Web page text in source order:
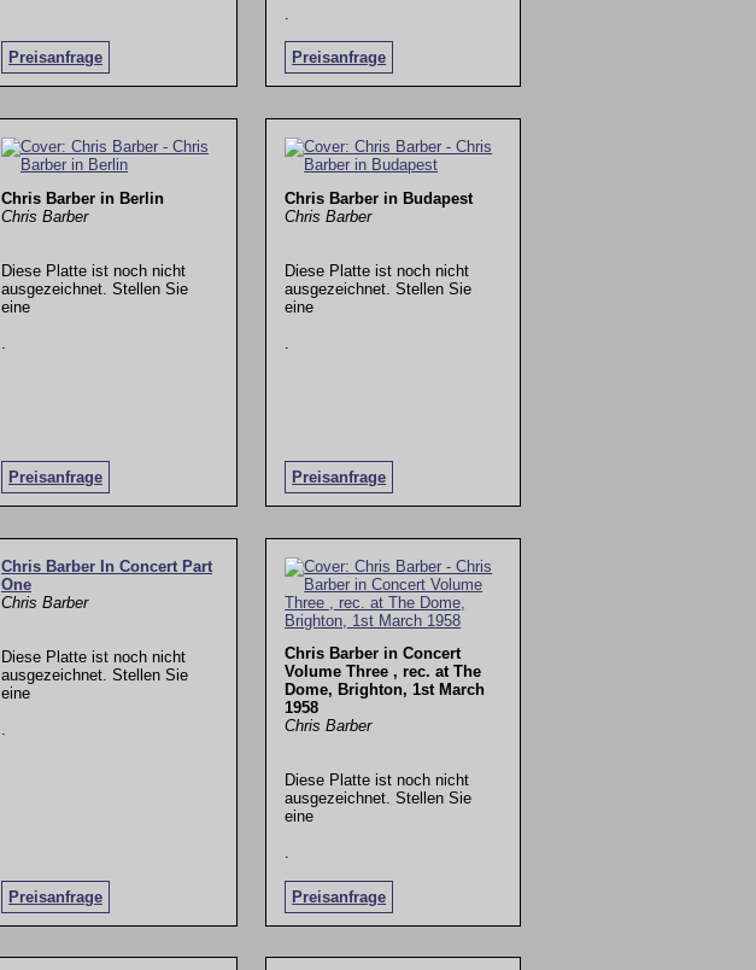
Preisanfrage Preisanfrage
.
Chris Barber in Berlin
Chris Barber
Diese Platte ist noch nicht
ausgezeichnet. Stellen Sie
eine
Preisanfrage
Chris Barber in Budapest
Chris Barber
Diese Platte ist noch nicht
ausgezeichnet. Stellen Sie
eine
Preisanfrage
Chris Barber In Concert Part
One
Chris Barber
Diese Platte ist noch nicht
ausgezeichnet. Stellen Sie
eine
Preisanfrage
Chris Barber in Concert
Volume Three , rec. at The
Dome, Brighton, 1st March
1958
Chris Barber
Diese Platte ist noch nicht
ausgezeichnet. Stellen Sie
eine
Preisanfrage
.